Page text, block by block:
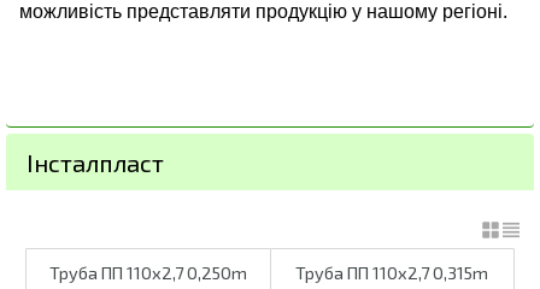
можливість представляти продукцію у нашому регіоні.
Інсталпласт
Труба ПП 110х2,7 0,250m Труба ПП 110х2,7 0,315m